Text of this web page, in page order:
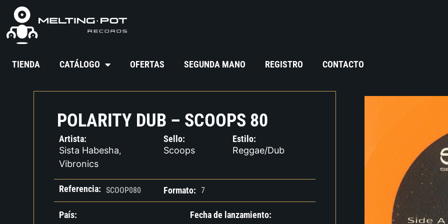
TIENDA CATÁLOGO OFERTAS SEGUNDA MANO REGISTRO CONTACTO
POLARITY DUB – SCOOPS 80
Artista:
Sista Habesha,
Vibronics
Sello:
Scoops
Estilo:
Reggae/Dub
Referencia: SCOOP080 Formato: 7
País: Fecha de lanzamiento: